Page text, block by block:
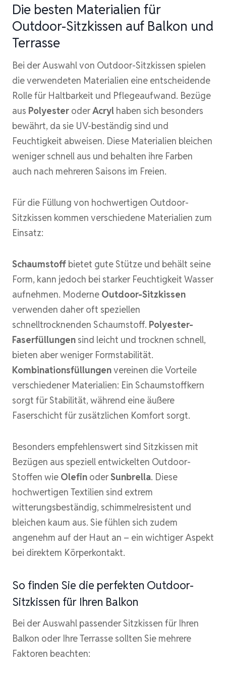
Die besten Materialien für
Outdoor-Sitzkissen auf Balkon und
Terrasse
Bei der Auswahl von Outdoor-Sitzkissen spielen
die verwendeten Materialien eine entscheidende
Rolle für Haltbarkeit und Pflegeaufwand. Bezüge
aus Polyester oderAcryl haben sich besonders
bewährt, da sie UV-beständig sind und
Feuchtigkeit abweisen. Diese Materialien bleichen
weniger schnell aus und behalten ihre Farben
auch nach mehreren Saisons im Freien.
Für die Füllung von hochwertigen Outdoor-
Sitzkissen kommen verschiedene Materialien zum
Einsatz:
Schaumstoff bietet gute Stütze und behält seine
Form, kann jedoch bei starker Feuchtigkeit Wasser
aufnehmen. Moderne Outdoor-Sitzkissen
verwenden daher oft speziellen
schnelltrocknenden Schaumstoff. Polyester-
Faserfüllungen sind leicht und trocknen schnell,
bieten aber weniger Formstabilität.
Kombinationsfüllungenvereinen die Vorteile
verschiedener Materialien: Ein Schaumstoffkern
sorgt für Stabilität, während eine äußere
Faserschicht für zusätzlichen Komfort sorgt.
Besonders empfehlenswert sind Sitzkissen mit
Bezügen aus speziell entwickelten Outdoor-
Stoffen wie Olefin oderSunbrella. Diese
hochwertigen Textilien sind extrem
witterungsbeständig, schimmelresistent und
bleichen kaum aus. Sie fühlen sich zudem
angenehm auf der Haut an – ein wichtiger Aspekt
bei direktem Körperkontakt.
So finden Sie die perfekten Outdoor-
Sitzkissen für Ihren Balkon
Bei der Auswahl passender Sitzkissen für Ihren
Balkon oder Ihre Terrasse sollten Sie mehrere
Faktoren beachten: